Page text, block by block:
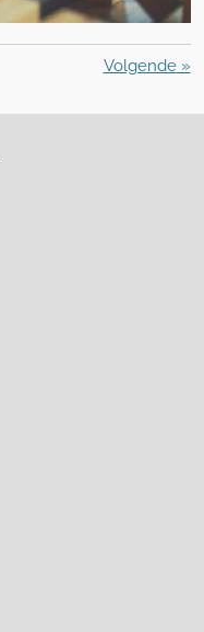
Volgende»